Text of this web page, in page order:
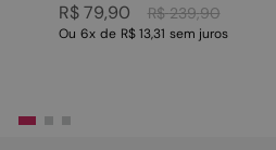
R$ 239,90
R$ 79,90
Ou 6x de R$ 13,31 sem juros